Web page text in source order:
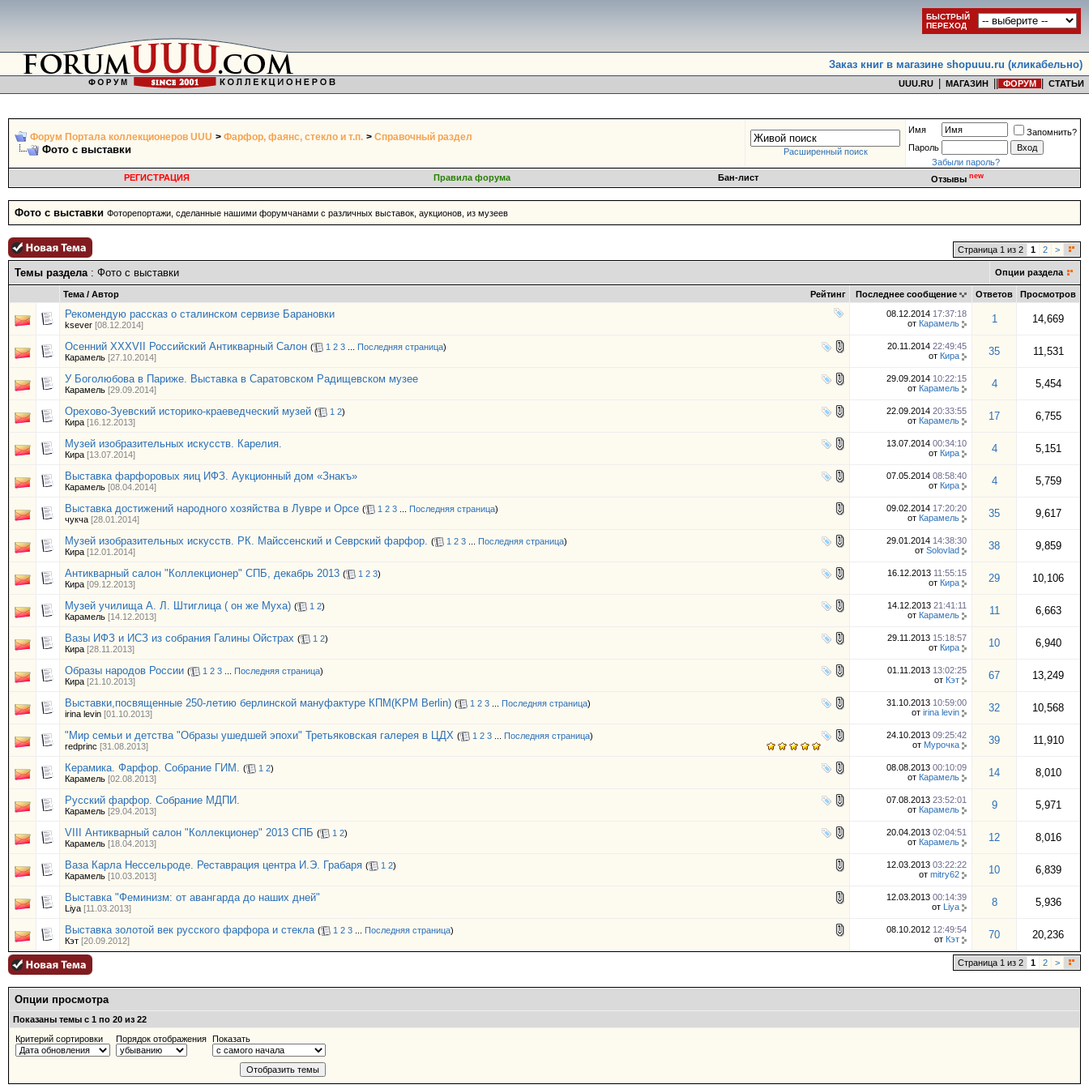
БЫСТРЫЙ
ПЕРЕХОД
Заказ книг в магазине shopuuu.ru (кликабельно)
UUU.RU МАГАЗИН ФОРУМ СТАТЬИ
Форум Портала коллекционеров UUU > Фарфор, фаянс, стекло и т.п. > Справочный раздел
Фото с выставки Расширенный поиск
Имя
Запомнить?
Пароль
Забыли пароль?
РЕГИСТРАЦИЯ
Правила форума Бан-лист Отзывы new
Фото с выставки Фоторепортажи, сделанные нашими форумчанами с различных выставок, аукционов, из музеев
Страница 1 из 2 1 2 >
Темы раздела: Фото с выставки Опции раздела
Рейтинг
Тема / Автор Последнее сообщение Ответов Просмотров
Рекомендую рассказ о сталинском сервизе Барановки
ksever [08.12.2014]
08.12.2014 17:37:18
от Карамель 1 14,669
Осенний XXXVII Российский Антикварный Салон ( 1 2 3 Последняя страница)
Карамель [27.10.2014]
20.11.2014 22:49:45
от Кира 35 11,531
У Боголюбова в Париже. Выставка в Саратовском Радищевском музее
Карамель [29.09.2014]
29.09.2014 10:22:15
от Карамель 4 5,454
Орехово-Зуевский историко-краеведческий музей ( 1 2)
Кира [16.12.2013]
22.09.2014 20:33:55
от Карамель 17 6,755
Музей изобразительных искусств. Карелия.
Кира [13.07.2014]
13.07.2014 00:34:10
от Кира 4 5,151
Выставка фарфоровых яиц ИФЗ. Аукционный дом «Знакъ»
Карамель [08.04.2014]
07.05.2014 08:58:40
от Кира 4 5,759
Выставка достижений народного хозяйства в Лувре и Орсе ( 1 2 3 Последняя страница)
чукча [28.01.2014]
09.02.2014 17:20:20
от Карамель 35 9,617
Музей изобразительных искусств. РК. Майссенский и Севрский фарфор. ( 1 2 3 Последняя страница)
Кира [12.01.2014]
29.01.2014 14:38:30
от Solovlad 38 9,859
Антикварный салон "Коллекционер" СПБ, декабрь 2013 ( 1 2 3)
Кира [09.12.2013]
16.12.2013 11:55:15
от Кира 29 10,106
Музей училища А. Л. Штиглица ( он же Муха) ( 1 2)
Карамель [14.12.2013]
14.12.2013 21:41:11
от Карамель 11 6,663
Вазы ИФЗ и ИСЗ из собрания Галины Ойстрах ( 1 2)
Кира [28.11.2013]
29.11.2013 15:18:57
от Кира 10 6,940
Образы народов России ( 1 2 3 Последняя страница)
Кира [21.10.2013]
01.11.2013 13:02:25
от Кэт 67 13,249
Выставки,посвященные 250-летию берлинской мануфактуре КПМ(KPM Berlin) ( 1 2 3 Последняя страница)
irina levin [01.10.2013]
31.10.2013 10:59:00
от irina levin 32 10,568
"Мир семьи и детства "Образы ушедшей эпохи" Третьяковская галерея в ЦДХ ( 1 2 3 Последняя страница)
redprinc [31.08.2013]
24.10.2013 09:25:42
от Мурочка 39 11,910
Керамика. Фарфор. Собрание ГИМ. ( 1 2)
Карамель [02.08.2013]
08.08.2013 00:10:09
от Карамель 14 8,010
Русский фарфор. Собрание МДПИ.
Карамель [29.04.2013]
07.08.2013 23:52:01
от Карамель 9 5,971
VIII Антикварный салон "Коллекционер" 2013 СПБ ( 1 2)
Карамель [18.04.2013]
20.04.2013 02:04:51
от Карамель 12 8,016
Ваза Карла Нессельроде. Реставрация центра И.Э. Грабаря ( 1 2)
Карамель [10.03.2013]
12.03.2013 03:22:22
от mitry62 10 6,839
Выставка "Феминизм: от авангарда до наших дней"
Liya [11.03.2013]
12.03.2013 00:14:39
от Liya 8 5,936
Выставка золотой век русского фарфора и стекла ( 1 2 3 Последняя страница)
Кэт [20.09.2012]
08.10.2012 12:49:54
от Кэт 70 20,236
Страница 1 из 2 1 2 >
Опции просмотра
Показаны темы с 1 по 20 из 22
Критерий сортировки
Порядок отображения Показать